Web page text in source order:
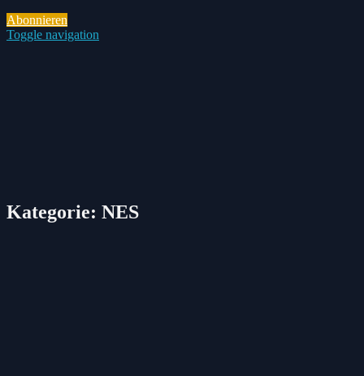
Abonnieren
Toggle navigation
Kategorie: NES